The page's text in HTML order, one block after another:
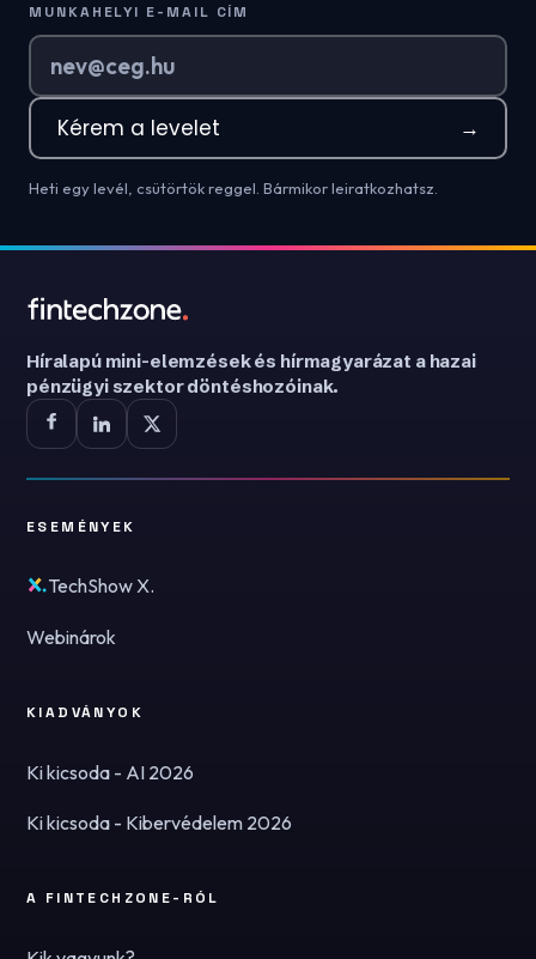
MUNKAHELYI E-MAIL CÍM
Kérem a levelet →
Heti egy levél, csütörtök reggel. Bármikor leiratkozhatsz.
Híralapú mini-elemzések és hírmagyarázat a hazai
pénzügyi szektor döntéshozóinak.
ESEMÉNYEK
TechShow X.
Webinárok
KIADVÁNYOK
Ki kicsoda - AI 2026
Ki kicsoda - Kibervédelem 2026
A FINTECHZONE-RÓL